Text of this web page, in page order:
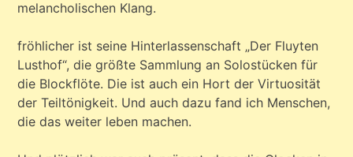
melancholischen Klang.
fröhlicher ist seine Hinterlassenschaft „Der Fluyten
Lusthof“, die größte Sammlung an Solostücken für
die Blockflöte. Die ist auch ein Hort der Virtuosität
der Teiltönigkeit. Und auch dazu fand ich Menschen,
die das weiter leben machen.